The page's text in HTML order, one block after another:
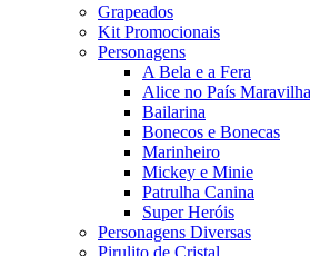
Grapeados
Kit Promocionais
Personagens
A Bela e a Fera
Alice no País
Bailarina
Bonecos e Bonecas
Marinheiro
Mickey e Minie
Patrulha Canina
Super Heróis
Personagens Diversas
Pirulito de Cristal